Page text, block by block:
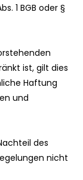
1 BGB oder §
ist, gilt dies
Haftung
und
des
nicht